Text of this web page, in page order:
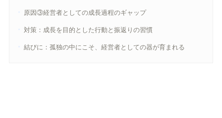
原因③経営者としての成長過程のギャップ
対策：成長を目的とした行動と振返りの習慣
結びに：孤独の中にこそ、経営者としての器が育まれる